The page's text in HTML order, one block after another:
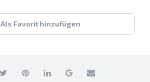
Als Favorit hinzufügen